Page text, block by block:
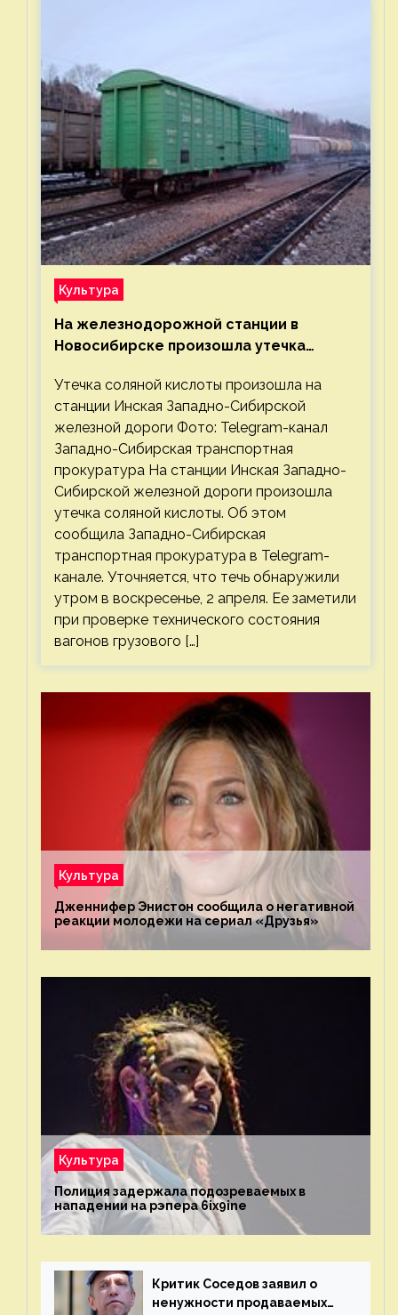
Культура
На железнодорожной станции в
Новосибирске произошла утечка
Утечка соляной кислоты произошла на
станции Инская Западно-Сибирской
железной дороги Фото: Telegram-канал
Западно-Сибирская транспортная
прокуратура На станции Инская Западно-
Сибирской железной дороги произошла
утечка соляной кислоты. Об этом
сообщила Западно-Сибирская
транспортная прокуратура в Telegram-
канале. Уточняется, что течь обнаружили
утром в воскресенье, 2 апреля. Ее заметили
при проверке технического состояния
вагонов грузового […]
Культура
Дженнифер Энистон сообщила о негативной
реакции молодежи на сериал «Друзья»
Культура
Полиция задержала подозреваемых в
нападении на рэпера 6ix9ine
Критик Соседов заявил о
ненужности продаваемых